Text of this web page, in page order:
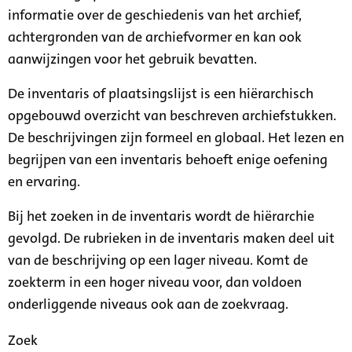
informatie over de geschiedenis van het archief,
achtergronden van de archiefvormer en kan ook
aanwijzingen voor het gebruik bevatten.
De inventaris of plaatsingslijst is een hiërarchisch
opgebouwd overzicht van beschreven archiefstukken.
De beschrijvingen zijn formeel en globaal. Het lezen en
begrijpen van een inventaris behoeft enige oefening
en ervaring.
Bij het zoeken in de inventaris wordt de hiërarchie
gevolgd. De rubrieken in de inventaris maken deel uit
van de beschrijving op een lager niveau. Komt de
zoekterm in een hoger niveau voor, dan voldoen
onderliggende niveaus ook aan de zoekvraag.
Zoek